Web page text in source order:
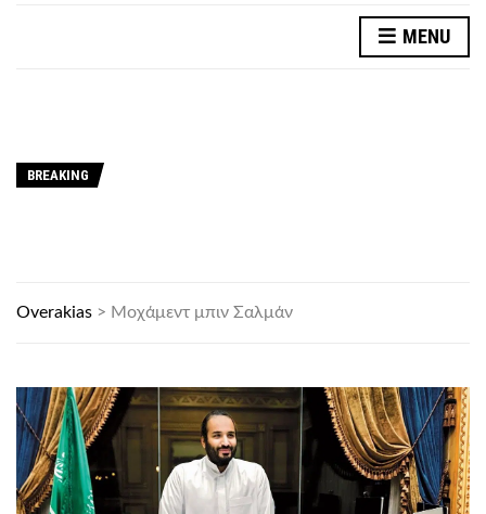
MENU
BREAKING
Overakias > Μοχάμεντ μπιν Σαλμάν